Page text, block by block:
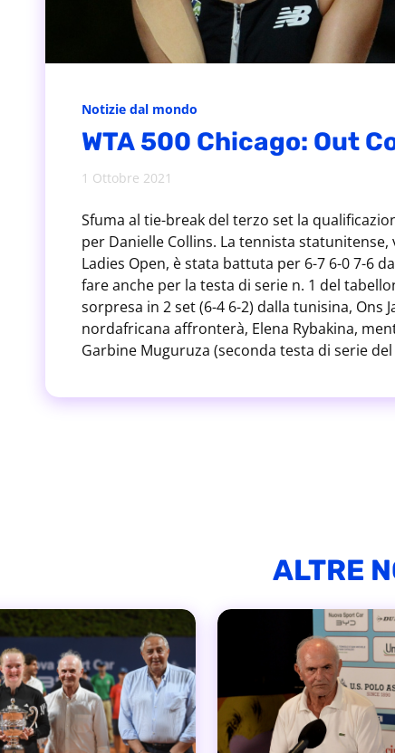
Notizie dal mondo
WTA 500 Chicago: Out
1 Ottobre 2021
Sfuma al tie-break del terzo set la
per Danielle Collins. La tennista
Ladies Open, è stata battuta per 6-7 6-0 7-6
fare anche per la testa di serie n. 1 del
sorpresa in 2 set (6-4 6-2) dalla tunisina, Ons
nordafricana affronterà, Elena Rybakina,
Garbine Muguruza (seconda testa di serie
ALTRE